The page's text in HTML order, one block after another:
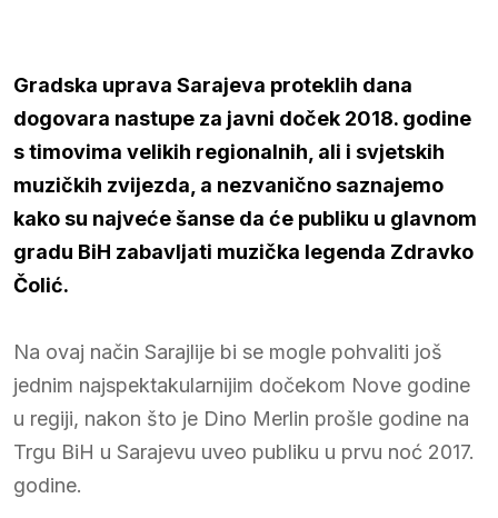
Gradska uprava Sarajeva proteklih dana
dogovara nastupe za javni doček 2018. godine
s timovima velikih regionalnih, ali i svjetskih
muzičkih zvijezda, a nezvanično saznajemo
kako su najveće šanse da će publiku u glavnom
gradu BiH zabavljati muzička legenda Zdravko
Čolić.
Na ovaj način Sarajlije bi se mogle pohvaliti još
jednim najspektakularnijim dočekom Nove godine
u regiji, nakon što je Dino Merlin prošle godine na
Trgu BiH u Sarajevu uveo publiku u prvu noć 2017.
godine.